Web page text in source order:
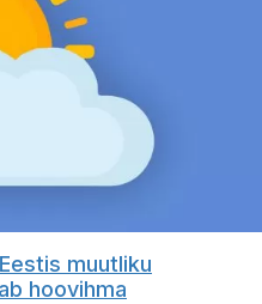
muutliku
hoovihma